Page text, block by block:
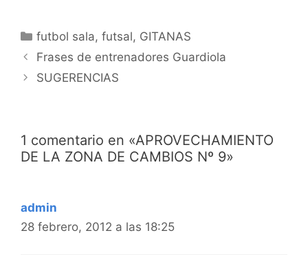
la zona de cambios o
también denominada
Ya sabemos que…
Categorías
futbol sala,futsal, GITANAS
Navegación
de
Frases de entrenadores Guardiola
SUGERENCIAS
1 comentario en «APROVECHAMIENTO
DE LA ZONA DE CAMBIOS Nº 9»
admin
28 febrero, 2012 a las 18:25